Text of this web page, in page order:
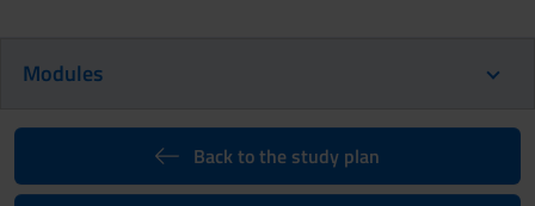
Modules
Back to the study plan